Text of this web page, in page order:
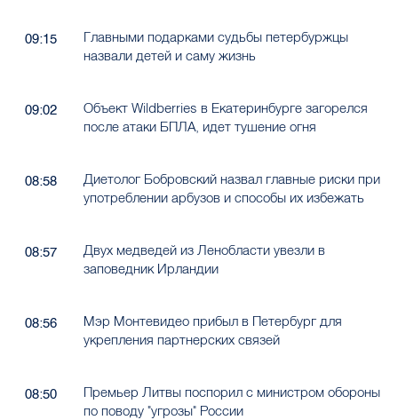
09:15
Главными подарками судьбы петербуржцы
назвали детей и саму жизнь
09:02
Объект Wildberries в Екатеринбурге загорелся
после атаки БПЛА, идет тушение огня
08:58
Диетолог Бобровский назвал главные риски при
употреблении арбузов и способы их избежать
08:57
Двух медведей из Ленобласти увезли в
заповедник Ирландии
08:56
Мэр Монтевидео прибыл в Петербург для
укрепления партнерских связей
08:50
Премьер Литвы поспорил с министром обороны
по поводу "угрозы" России